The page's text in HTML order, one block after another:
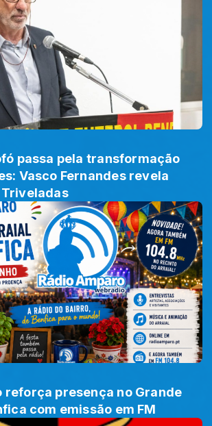
passa pela transformação
Vasco Fernandes revela
reforça presença no Grande
com emissão em FM